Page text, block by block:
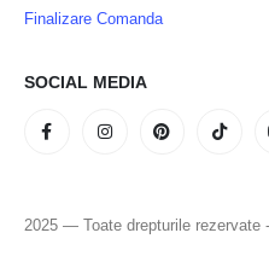
Finalizare Comanda
SOCIAL MEDIA
2025 — Toate drepturile rezervate